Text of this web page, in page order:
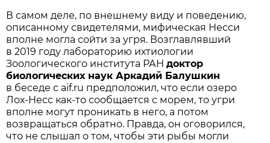
В самом деле, по внешнему виду и поведению,
описанному свидетелями, мифическая Несси
вполне могла сойти за угря. Возглавлявший
в 2019 году лабораторию ихтиологии
Зоологического института РАНдоктор
биологических наук Аркадий Балушкин
в беседе с aif.ru предположил, что если озеро
Лох-Несс как-то сообщается с морем, то угри
вполне могут проникать в него, а потом
возвращаться обратно. Правда, он оговорился,
что не слышал о том, чтобы эти рыбы могли